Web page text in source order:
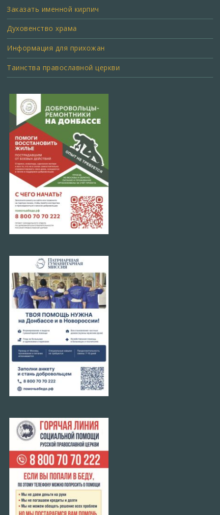
Заказать именной кирпич
Духовенство храма
Информация для прихожан
Таинства православной церкви